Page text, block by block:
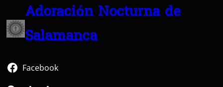
Adoración Nocturna de
Salamanca
Facebook